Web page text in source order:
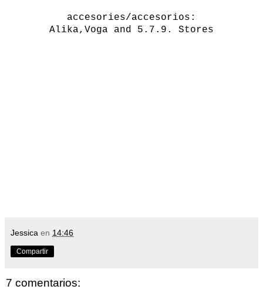
accesories/accesorios:
Alika,Voga and 5.7.9. Stores
Jessica en 14:46
Compartir
7 comentarios: